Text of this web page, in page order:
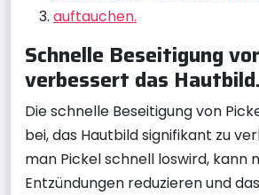
auftauchen.
Schnelle Beseitigung
verbessert das Hautbild.
Die schnelle Beseitigung von
bei, das Hautbild signifikant zu
man Pickel schnell loswird, kann
Entzündungen reduzieren und